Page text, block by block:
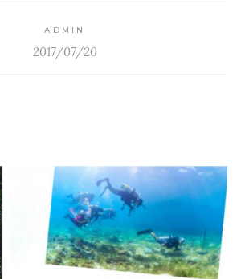
ADMIN
2017/07/20